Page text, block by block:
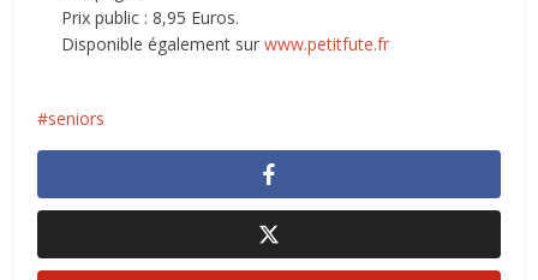
Prix public : 8,95 Euros.
Disponible également surwww.petitfute.fr
seniors